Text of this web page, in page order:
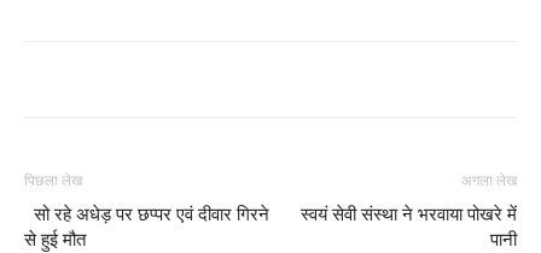
पिछला लेख
सो रहे अधेड़ पर छप्पर एवं दीवार गिरने
से हुई मौत
अगला लेख
स्वयं सेवी संस्था ने भरवाया पोखरे में
पानी